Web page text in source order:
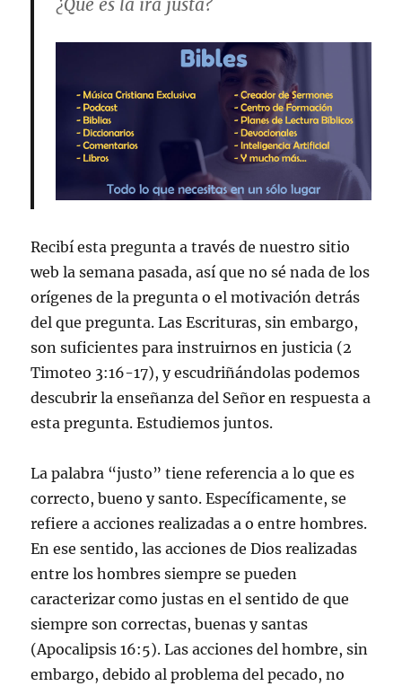
¿Qué es la ira justa?
Recibí esta pregunta a través de nuestro sitio
web la semana pasada, así que no sé nada de los
orígenes de la pregunta o el motivación detrás
del que pregunta. Las Escrituras, sin embargo,
son suficientes para instruirnos en justicia (2
Timoteo 3:16-17), y escudriñándolas podemos
descubrir la enseñanza del Señor en respuesta a
esta pregunta. Estudiemos juntos.
La palabra “justo” tiene referencia a lo que es
correcto, bueno y santo. Específicamente, se
refiere a acciones realizadas a o entre hombres.
En ese sentido, las acciones de Dios realizadas
entre los hombres siempre se pueden
caracterizar como justas en el sentido de que
siempre son correctas, buenas y santas
(Apocalipsis 16:5). Las acciones del hombre, sin
embargo, debido al problema del pecado, no